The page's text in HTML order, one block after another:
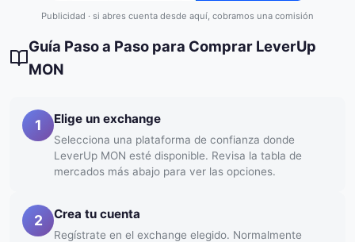
Publicidad · si abres cuenta desde aquí, cobramos una comisión
Guía Paso a Paso para Comprar LeverUp
MON
1 Elige un exchange
Selecciona una plataforma de confianza donde
LeverUp MON esté disponible. Revisa la tabla de
mercados más abajo para ver las opciones.
2 Crea tu cuenta
Regístrate en el exchange elegido. Normalmente